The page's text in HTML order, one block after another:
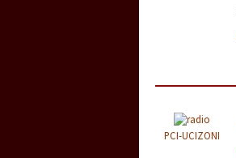
PCI-UCIZONI